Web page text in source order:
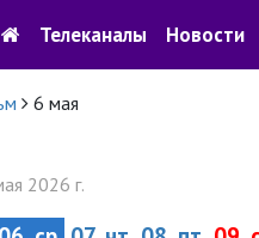
Телеканалы Новости
6 мая
2026 г.